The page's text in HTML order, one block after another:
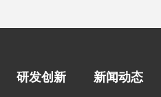
研发创新 新闻动态